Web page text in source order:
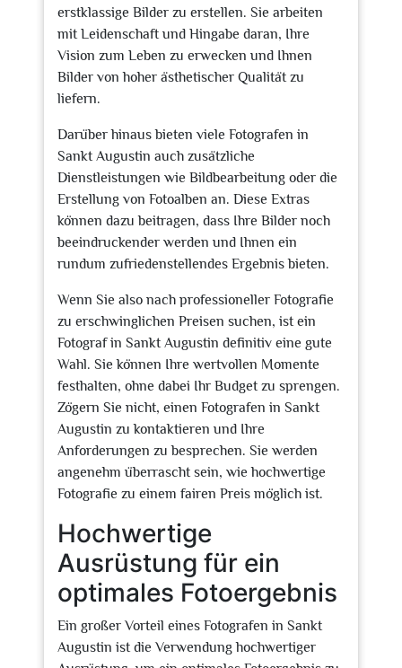
erstklassige Bilder zu erstellen. Sie arbeiten
mit Leidenschaft und Hingabe daran, Ihre
Vision zum Leben zu erwecken und Ihnen
Bilder von hoher ästhetischer Qualität zu
liefern.
Darüber hinaus bieten viele Fotografen in
Sankt Augustin auch zusätzliche
Dienstleistungen wie Bildbearbeitung oder die
Erstellung von Fotoalben an. Diese Extras
können dazu beitragen, dass Ihre Bilder noch
beeindruckender werden und Ihnen ein
rundum zufriedenstellendes Ergebnis bieten.
Wenn Sie also nach professioneller Fotografie
zu erschwinglichen Preisen suchen, ist ein
Fotograf in Sankt Augustin definitiv eine gute
Wahl. Sie können Ihre wertvollen Momente
festhalten, ohne dabei Ihr Budget zu sprengen.
Zögern Sie nicht, einen Fotografen in Sankt
Augustin zu kontaktieren und Ihre
Anforderungen zu besprechen. Sie werden
angenehm überrascht sein, wie hochwertige
Fotografie zu einem fairen Preis möglich ist.
Hochwertige
Ausrüstung für ein
optimales Fotoergebnis
Ein großer Vorteil eines Fotografen in Sankt
Augustin ist die Verwendung hochwertiger